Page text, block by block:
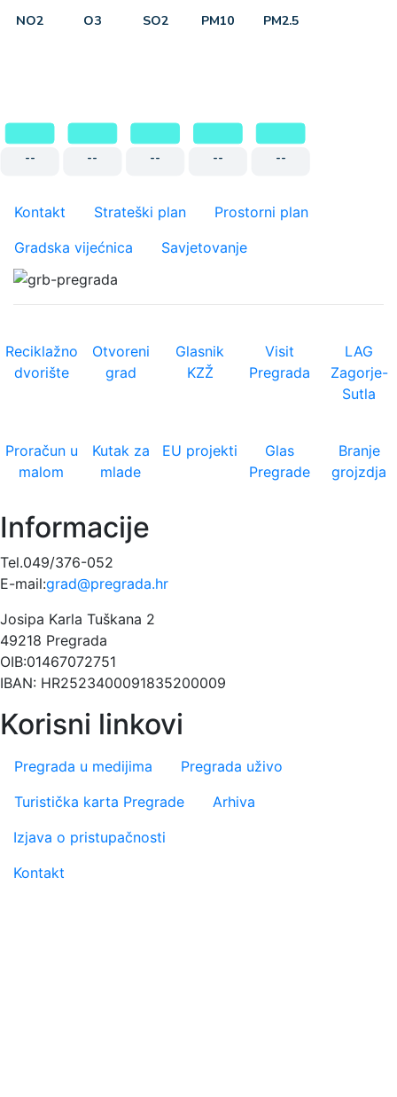
Važniji linkovi
Kontakt Strateški plan
Prostorni plan
Gradska vijećnica
Savjetovanje
Reciklažno
dvorište
Otvoreni
grad
Glasnik
KZŽ
Visit
Pregrada
LAG
Zagorje-
Sutla
Proračun u
malom
Kutak za
mlade
EU projekti
Glas
Pregrade
Branje
grojzdja
Informacije
Tel.049/376-052
E-mail:grad@pregrada.hr
Josipa Karla Tuškana 2
49218 Pregrada
OIB:01467072751
IBAN: HR2523400091835200009
Korisni linkovi
Pregrada u medijima
Pregrada uživo
Turistička karta Pregrade
Arhiva
Footer menu
Izjava o pristupačnosti
Kontakt